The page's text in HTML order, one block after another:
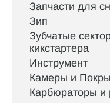
Запчасти для
Зип
Зубчатые
кикстартера
Инструмент
Камеры и
Карбюраторы и